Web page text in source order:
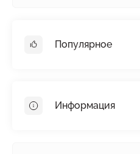
Популярное
Пенопласт
Информация